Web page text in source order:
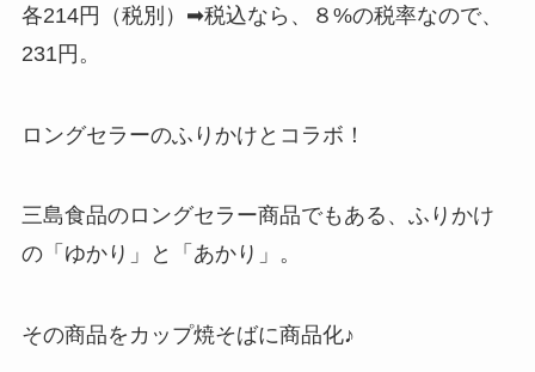
各214円（税別）➡税込なら、８%の税率なので、
231円。
ロングセラーのふりかけとコラボ！
三島食品のロングセラー商品でもある、ふりかけ
の「ゆかり」と「あかり」。
その商品をカップ焼そばに商品化♪